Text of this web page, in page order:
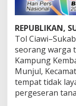
REPUBLIKAN,
Tol
seorang warga
Kampung
Munjul,
tempat tidak
pergeseran